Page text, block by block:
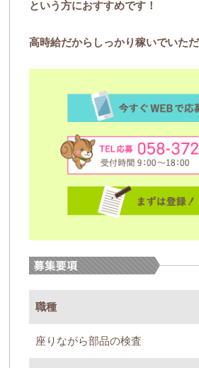
という方におすすめです！
高時給だからしっかり稼いでいた
職種
座りながら部品の検査